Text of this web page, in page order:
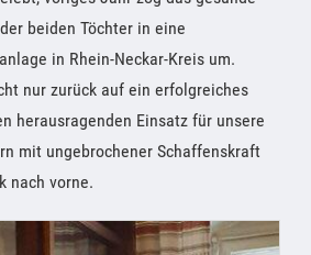
beiden Töchter in eine
in Rhein-Neckar-Kreis um.
nur zurück auf ein erfolgreiches
herausragenden Einsatz für unsere
mit ungebrochener Schaffenskraft
nach vorne.